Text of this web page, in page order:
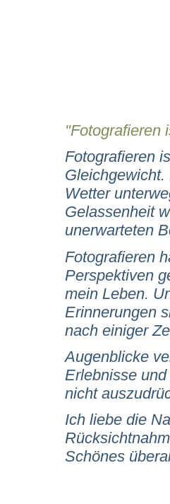
"Fotografieren
Fotografieren
Wetter
Gelassenheit
unerwarteten
Fotografieren
Perspektiven
mein Leben.
Erinnerungen
nach einiger
Augenblicke
Erlebnisse
nicht
Ich liebe die
Schönes